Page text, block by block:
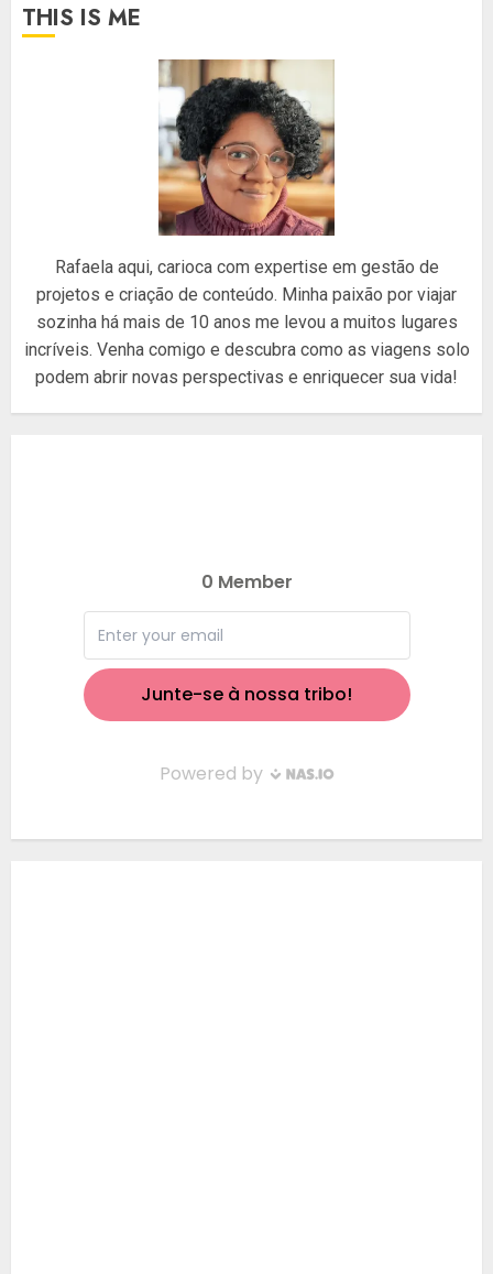
THIS IS ME
Rafaela aqui, carioca com expertise em gestão de
projetos e criação de conteúdo. Minha paixão por viajar
sozinha há mais de 10 anos me levou a muitos lugares
incríveis. Venha comigo e descubra como as viagens solo
podem abrir novas perspectivas e enriquecer sua vida!